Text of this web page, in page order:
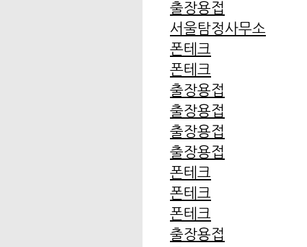
출장용접
서울탐정사무소
폰테크
폰테크
출장용접
출장용접
출장용접
출장용접
폰테크
폰테크
폰테크
출장용접